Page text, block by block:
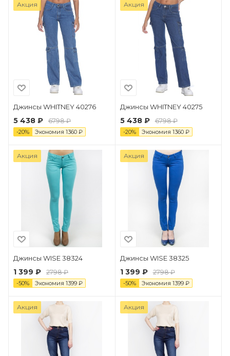
Акция
Джинсы WHITNEY 40276
5 438 ₽ 6798 ₽
-20% Экономия 1360 ₽
Акция
Джинсы WHITNEY 40275
5 438 ₽ 6798 ₽
-20% Экономия 1360₽
Акция
Джинсы WISE 38324
1 399 ₽ 2798 ₽
-50% Экономия 1399 ₽
Акция
Джинсы WISE 38325
1 399 ₽ 2798 ₽
-50% Экономия 1399₽
Акция Акция